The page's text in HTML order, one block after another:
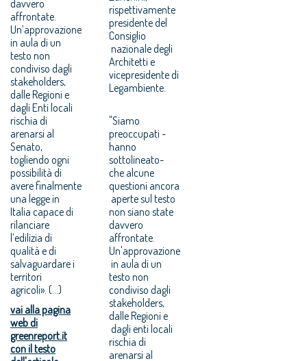
davvero
affrontate.
Un’approvazione
in aula di un
testo non
condiviso dagli
stakeholders,
dalle Regioni e
dagli Enti locali
rischia di
arenarsi al
Senato,
togliendo ogni
possibilità di
avere finalmente
una legge in
Italia capace di
rilanciare
l’edilizia di
qualità e di
salvaguardare i
territori
agricoli». (...)
vai alla pagina
web di
greenreport.it
con il testo
rispettivamente
presidente del
Consiglio
nazionale degli
Architetti e
vicepresidente di
Legambiente.
"Siamo
preoccupati -
hanno
sottolineato-
che alcune
questioni ancora
aperte sul testo
non siano state
davvero
affrontate.
Un'approvazione
in aula di un
testo non
condiviso dagli
stakeholders,
dalle Regioni e
dagli enti locali
rischia di
arenarsi al